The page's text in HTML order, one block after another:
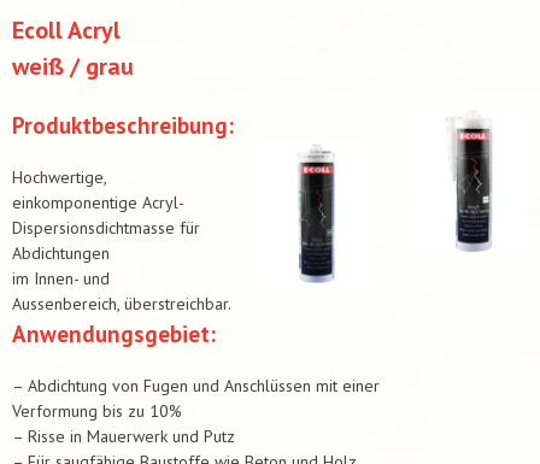
Ecoll Acryl
weiß / grau
Produktbeschreibung:
Hochwertige,
einkomponentige Acryl-
Dispersionsdichtmasse für
Abdichtungen
im Innen- und
Aussenbereich, überstreichbar.
Anwendungsgebiet:
– Abdichtung von Fugen und Anschlüssen mit einer
Verformung bis zu 10%
– Risse in Mauerwerk und Putz